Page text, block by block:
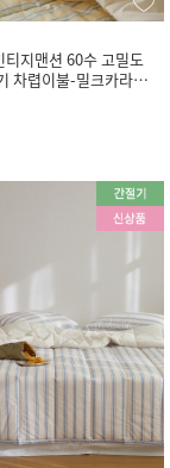
티지맨션 60수 고밀도
차렵이불-밀크카라멜